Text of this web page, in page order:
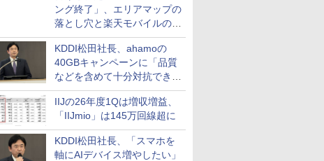
ング終了」、エリアマップの
落とし穴と楽天モバイルの課
題
KDDI松田社長、ahamoの
40GBキャンペーンに「品質
などを含めて十分対抗でき
る」
IIJの26年度1Qは増収増益、
「IIJmio」は145万回線超に
KDDI松田社長、「スマホを
軸にAIデバイス増やしたい」